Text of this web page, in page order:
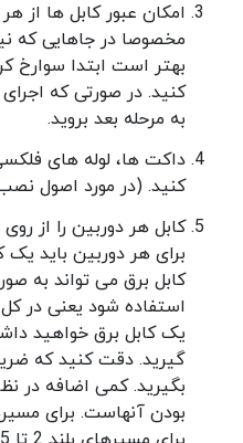
امکان عبور کابل ها از
مخصوصا در جاهایی که
بهتر است ابتدا سوارخ
کنید. در صورتی که
به مرحله بعد بروید.
داکت ها، لوله های
کنید. (در مورد اصول
کابل هر دوربین را از
کابل برق می تواند به
استفاده شود یعنی در
یک کابل برق خواهید
گیرید. دقت کنید که
بگیرید. کمی اضافه در